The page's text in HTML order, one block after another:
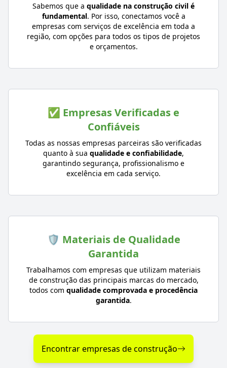
Sabemos que a qualidade na construção civil é
fundamental. Por isso, conectamos você a
empresas com serviços de excelência em toda a
região, com opções para todos os tipos de projetos
e orçamentos.
✅ Empresas Verificadas e
Confiáveis
Todas as nossas empresas parceiras são verificadas
quanto à sua qualidade e confiabilidade,
garantindo segurança, profissionalismo e
excelência em cada serviço.
🛡️ Materiais de Qualidade
Garantida
Trabalhamos com empresas que utilizam materiais
de construção das principais marcas do mercado,
todos com qualidade comprovada e procedência
garantida.
Encontrar empresas de construção